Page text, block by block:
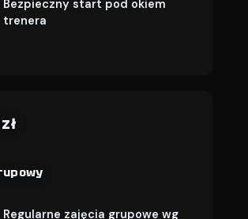
Bezpieczny start pod okiem
trenera
Regularne zajęcia grupowe wg